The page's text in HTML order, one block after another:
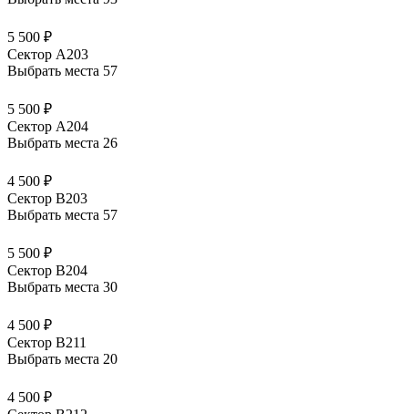
5 500 ₽
Сектор А203
Выбрать места 57
5 500 ₽
Сектор А204
Выбрать места 26
4 500 ₽
Сектор В203
Выбрать места 57
5 500 ₽
Сектор В204
Выбрать места 30
4 500 ₽
Сектор В211
Выбрать места 20
4 500 ₽